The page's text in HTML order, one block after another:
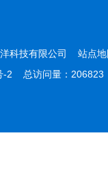
科技有限公司 站点
-2 总访问量：